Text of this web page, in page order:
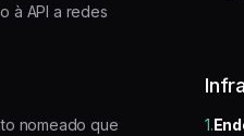
à API a redes
nomeado que
1.